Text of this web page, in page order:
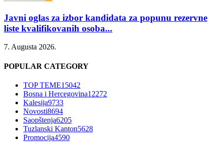
Javni oglas za izbor kandidata za popunu rezervne
liste kvalifikovanih osoba...
7. Augusta 2026.
POPULAR CATEGORY
TOP TEME15042
Bosna i Hercegovina12272
Kalesija9733
Novosti8694
Saopštenja6205
Tuzlanski Kanton5628
Promocija4590